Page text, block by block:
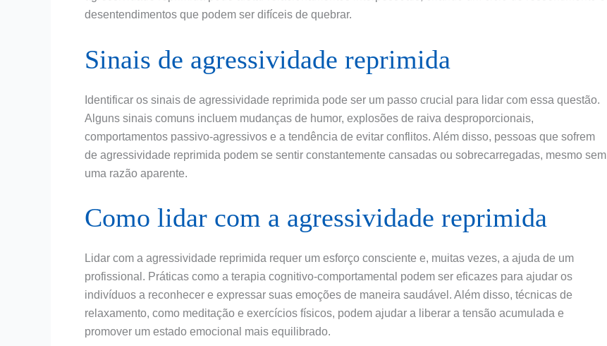
desentendimentos que podem ser difíceis de quebrar.
Sinais de agressividade reprimida
Identificar os sinais de agressividade reprimida pode ser um passo crucial para lidar com essa questão.
Alguns sinais comuns incluem mudanças de humor, explosões de raiva desproporcionais,
comportamentos passivo-agressivos e a tendência de evitar conflitos. Além disso, pessoas que sofrem
de agressividade reprimida podem se sentir constantemente cansadas ou sobrecarregadas, mesmo sem
uma razão aparente.
Como lidar com a agressividade reprimida
Lidar com a agressividade reprimida requer um esforço consciente e, muitas vezes, a ajuda de um
profissional. Práticas como a terapia cognitivo-comportamental podem ser eficazes para ajudar os
indivíduos a reconhecer e expressar suas emoções de maneira saudável. Além disso, técnicas de
relaxamento, como meditação e exercícios físicos, podem ajudar a liberar a tensão acumulada e
promover um estado emocional mais equilibrado.